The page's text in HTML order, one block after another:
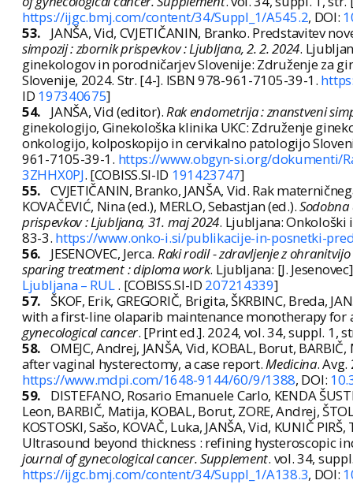
https://ijgc.bmj.com/content/34/Suppl_1/A545.2, DOI:
53.
JANŠA, Vid, CVJETIČANIN, Branko. Predstavitev
simpozij : zbornik prispevkov : Ljubljana, 2. 2. 2024.
ginekologov in porodničarjev Slovenije: Združenje za
Slovenije, 2024. Str. [4-]. ISBN 978-961-7105-39-1.
ID 197340675]
54.
JANŠA, Vid (editor).Rak endometrija : znanstveni
ginekologijo, Ginekološka klinika UKC: Združenje
onkologijo, kolposkopijo in cervikalno patologijo
961-7105-39-1. https://www.obgyn-si.org/dokumenti/
3ZHHX0PJ. [COBISS.SI-ID 191423747]
55. CVJETIČANIN, Branko, JANŠA, Vid. Rak
KOVAČEVIĆ, Nina (ed.), MERLO, Sebastjan (ed.).Sodobna
prispevkov : Ljubljana, 31. maj 2024. Ljubljana: Onkološki
83-3. https://www.onko-i.si/publikacije-in-posnetki-
56.
JESENOVEC, Jerca. Raki rodil - zdravljenje z
sparing treatment : diploma work. Ljubljana: [J.
Ljubljana – RUL. [COBISS.SI-ID 207214339]
57. ŠKOF, Erik, GREGORIČ, Brigita, ŠKRBINC, Breda,
with a first-line olaparib maintenance monotherapy for
gynecological cancer. [Print ed.]. 2024, vol. 34, suppl. 1,
58. OMEJC, Andrej, JANŠA, Vid, KOBAL, Borut,
after vaginal hysterectomy, a case report.Medicina. Avg.
https://www.mdpi.com/1648-9144/60/9/1388, DOI:
59.
DISTEFANO, Rosario Emanuele Carlo, KENDA
Leon, BARBIČ, Matija, KOBAL, Borut, ZORE, Andrej,
KOSTOSKI, Sašo, KOVAČ, Luka, JANŠA, Vid, KUNIČ
Ultrasound beyond thickness : refining hysteroscopic
journal of gynecological cancer. Supplement. vol. 34,
https://ijgc.bmj.com/content/34/Suppl_1/A138.3, DOI: